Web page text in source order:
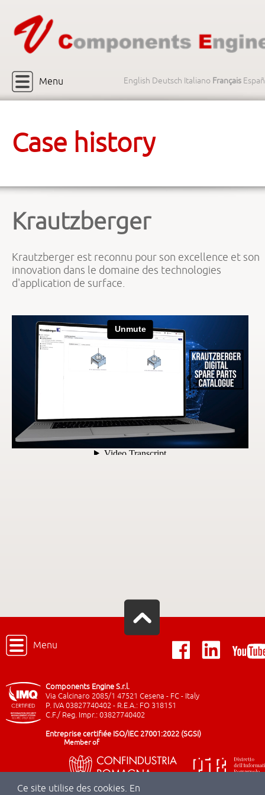
Ce site utilise des cookies. En
Menu English Deutsch Italiano Français
Case history
Krautzberger
Krautzberger est reconnu pour son excellence et son
innovation dans le domaine des technologies
d'application de surface.
Menu
Components Engine S.r.l.
Via Calcinaro 2085/1 47521 Cesena - FC - Italy
P. IVA 03827740402 - R.E.A.: FO 318151
C.F./ Reg. Impr.: 03827740402
Entreprise certifiée ISO/IEC 27001:2022 (SGSI)
Member of